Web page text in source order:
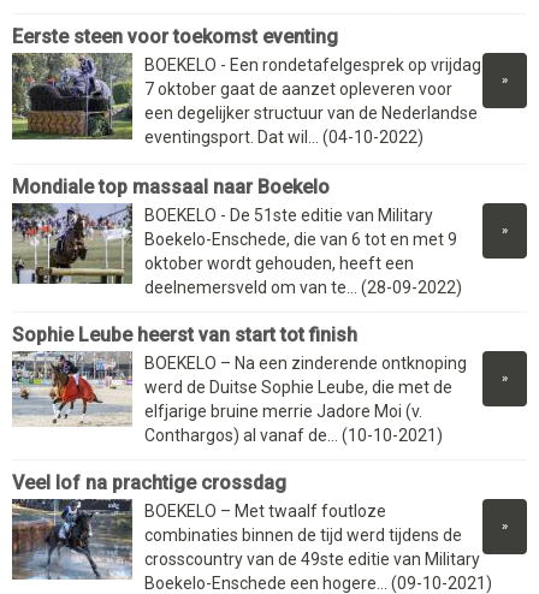
Eerste steen voor toekomst eventing
»
BOEKELO - Een rondetafelgesprek op vrijdag
7 oktober gaat de aanzet opleveren voor
een degelijker structuur van de Nederlandse
eventingsport. Dat wil... (04-10-2022)
Mondiale top massaal naar Boekelo
»
BOEKELO - De 51ste editie van Military
Boekelo-Enschede, die van 6 tot en met 9
oktober wordt gehouden, heeft een
deelnemersveld om van te... (28-09-2022)
Sophie Leube heerst van start tot finish
»
BOEKELO – Na een zinderende ontknoping
werd de Duitse Sophie Leube, die met de
elfjarige bruine merrie Jadore Moi (v.
Conthargos) al vanaf de... (10-10-2021)
Veel lof na prachtige crossdag
»
BOEKELO – Met twaalf foutloze
combinaties binnen de tijd werd tijdens de
crosscountry van de 49ste editie van Military
Boekelo-Enschede een hogere... (09-10-2021)